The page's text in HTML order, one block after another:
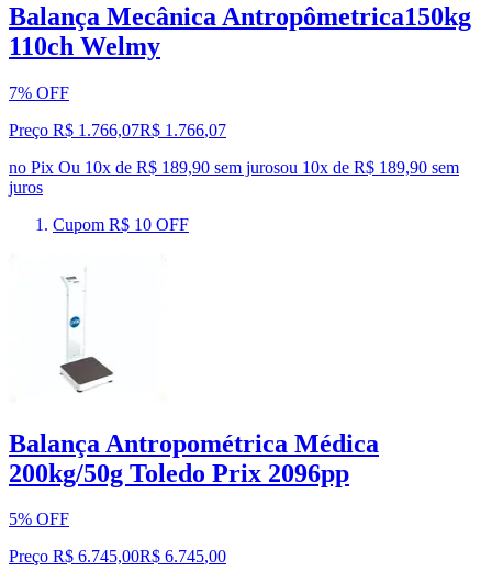
Balança Mecânica Antropômetrica150kg
110ch Welmy
7% OFF
Preço R$ 1.766,07R$ 1.766,07
no Pix Ou 10x de R$ 189,90 sem jurosou 10x de R$ 189,90 sem
juros
Cupom R$ 10 OFF
Balança Antropométrica Médica
200kg/50g Toledo Prix 2096pp
5% OFF
Preço R$ 6.745,00R$ 6.745,00